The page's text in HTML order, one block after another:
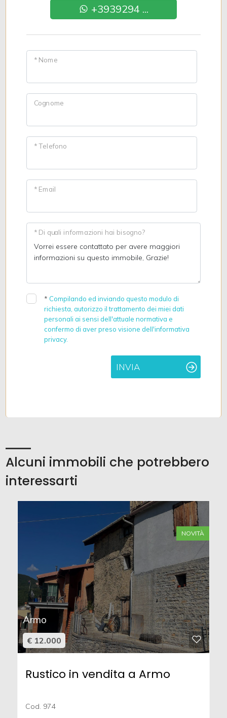
+3939294 ...
* Nome
Cognome
* Telefono
* Email
* Di quali informazioni hai bisogno?
* Compilando ed inviando questo modulo di
richiesta, autorizzo il trattamento dei miei dati
personali ai sensi dell'attuale normativa e
confermo di aver preso visione dell'informativa
privacy.
INVIA
Alcuni immobili che potrebbero
interessarti
NOVITÀ
Armo
€ 12.000
Rustico in vendita a Armo
Cod. 974